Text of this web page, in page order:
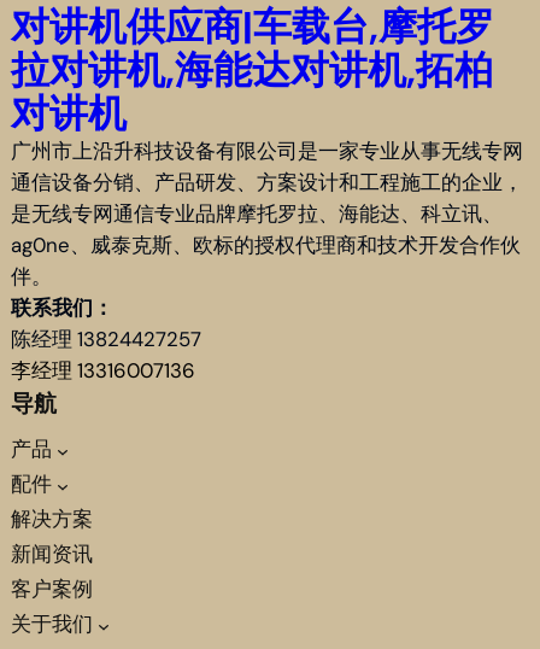
对讲机供应商|车载台,摩托罗
拉对讲机,海能达对讲机,拓柏
对讲机
广州市上沿升科技设备有限公司是一家专业从事无线专网
通信设备分销、产品研发、方案设计和工程施工的企业，
是无线专网通信专业品牌摩托罗拉、海能达、科立讯、
ag0ne、威泰克斯、欧标的授权代理商和技术开发合作伙
伴。
联系我们：
陈经理 13824427257
李经理 13316007136
导航
产品
配件
解决方案
新闻资讯
客户案例
关于我们